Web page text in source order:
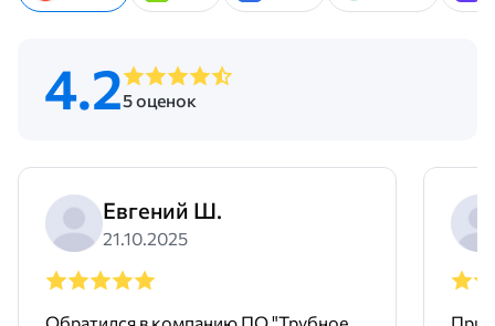
4.25 оценок
Евгений Ш.
21.10.2025